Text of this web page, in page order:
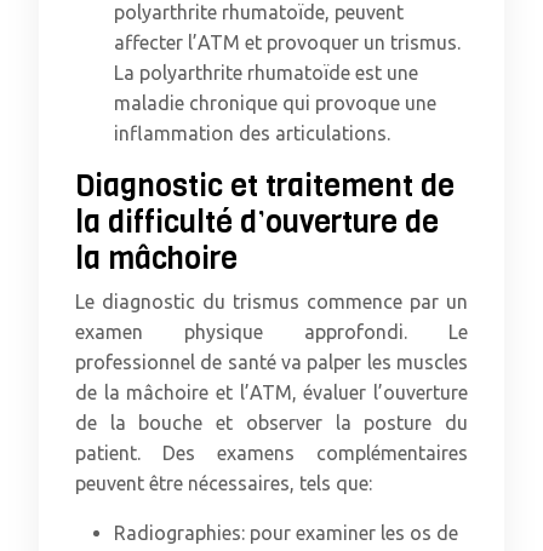
polyarthrite rhumatoïde, peuvent
affecter l’ATM et provoquer un trismus.
La polyarthrite rhumatoïde est une
maladie chronique qui provoque une
inflammation des articulations.
Diagnostic et traitement de
la difficulté d’ouverture de
la mâchoire
Le diagnostic du trismus commence par un
examen physique approfondi. Le
professionnel de santé va palper les muscles
de la mâchoire et l’ATM, évaluer l’ouverture
de la bouche et observer la posture du
patient. Des examens complémentaires
peuvent être nécessaires, tels que:
Radiographies: pour examiner les os de